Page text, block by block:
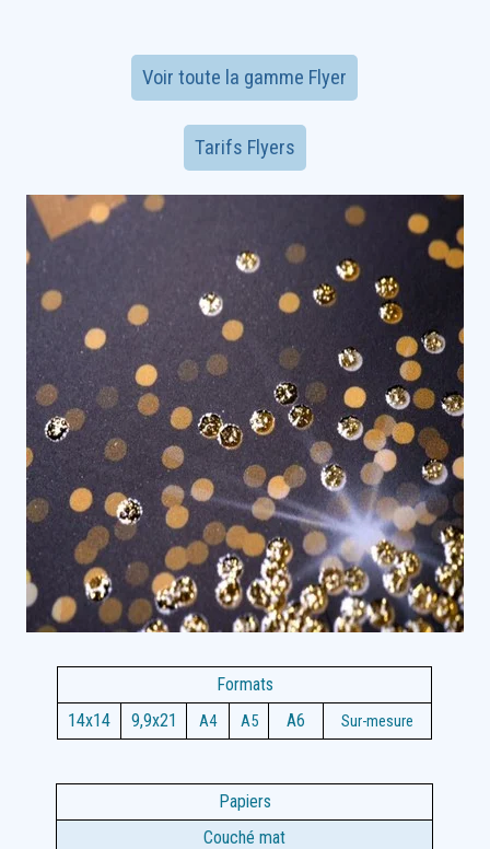
Voir toute la gamme Flyer
Tarifs Flyers
Formats
14x14
9,9x21 A4 A5 A6 Sur-mesure
Papiers
Couché mat